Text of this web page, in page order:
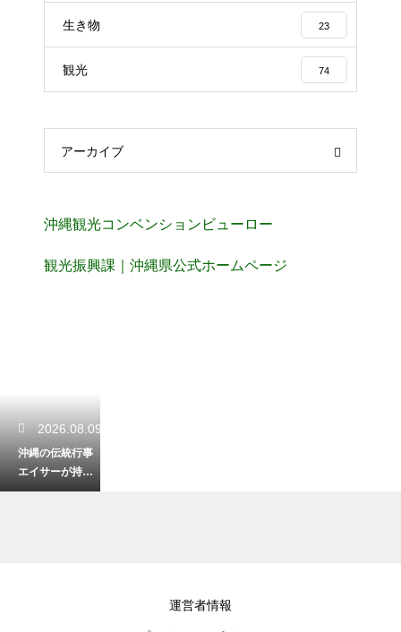
生き物 23
観光 74
アーカイブ
沖縄観光コンベンションビューロー
観光振興課｜沖縄県公式ホームページ
2026.08.09
沖縄の伝統行事
エイサーが持つ
意味とは？祖先
運営者情報